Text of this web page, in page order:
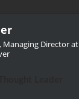
Managing Director at